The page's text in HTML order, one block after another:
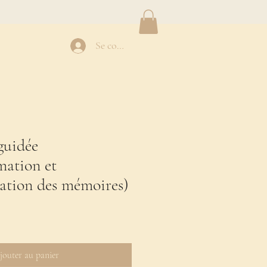
Se connecter
et
des mémoires)
au panier